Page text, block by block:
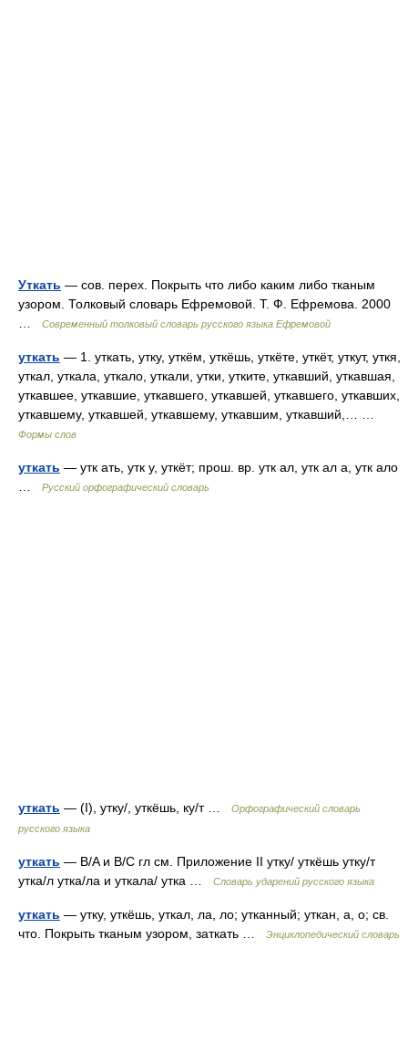
Уткать — сов. перех. Покрыть что либо каким либо тканым
узором. Толковый словарь Ефремовой. Т. Ф. Ефремова. 2000
Современный толковый словарь русского языка Ефремовой
уткать — 1. уткать, утку, уткём, уткёшь, уткёте, уткёт, уткут, уткя,
уткал, уткала, уткало, уткали, утки, утките, уткавший, уткавшая,
уткавшее, уткавшие, уткавшего, уткавшей, уткавшего, уткавших,
уткавшему, уткавшей, уткавшему, уткавшим, уткавший,… …
Формы слов
уткать — утк ать, утк у, уткёт; прош. вр. утк ал, утк ал а, утк ало
Русский орфографический словарь
уткать — (I), утку/, уткёшь, ку/т …
Орфографический словарь
русского языка
уткать — B/A и B/C гл см. Приложение II утку/ уткёшь утку/т
утка/л утка/ла и уткала/ утка …
Словарь ударений русского языка
уткать — утку, уткёшь, уткал, ла, ло; утканный; уткан, а, о; св.
что. Покрыть тканым узором, заткать …
Энциклопедический словарь